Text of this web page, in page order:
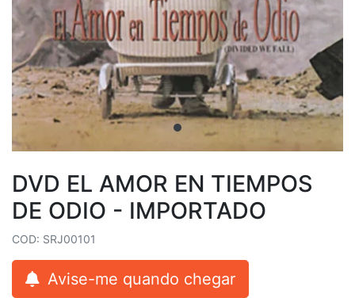
DVD EL AMOR EN TIEMPOS
DE ODIO - IMPORTADO
COD: SRJ00101
Avise-me quando chegar